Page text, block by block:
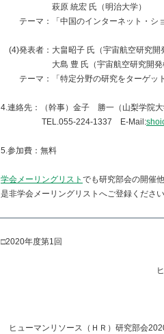
萩原 統宏 氏（明治大学）
テーマ：「中国のインターネット・シ
(4)発表者：大畠昭子 氏（宇宙航空研究開
大島 豊 氏（宇宙航空研究開発機構
テーマ：「特定分野の研究をターゲット
4.連絡先：（幹事）金子 勝一（山梨学院
TEL.055-224-1337 E-Mail:
5.参加費：無料
学会メーリングリスト でも研究部会の開催
是非学会メーリングリストへご登録くださ
□2020年度第1回
ヒューマンリソース
ヒューマンリソース（ＨＲ）研究部会